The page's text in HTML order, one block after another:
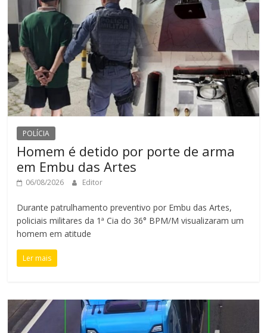
POLÍCIA
Homem é detido por porte de arma
em Embu das Artes
06/08/2026 Editor
Durante patrulhamento preventivo por Embu das Artes,
policiais militares da 1ª Cia do 36° BPM/M visualizaram um
homem em atitude
Ler mais